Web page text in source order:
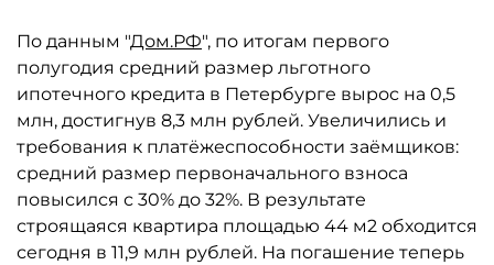
По данным "Дом.РФ", по итогам первого
полугодия средний размер льготного
ипотечного кредита в Петербурге вырос на 0,5
млн, достигнув 8,3 млн рублей. Увеличились и
требования к платёжеспособности заёмщиков:
средний размер первоначального взноса
повысился с 30% до 32%. В результате
строящаяся квартира площадью 44 м2 обходится
сегодня в 11,9 млн рублей. На погашение теперь